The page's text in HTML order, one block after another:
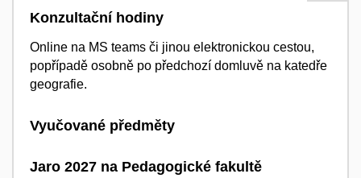
Konzultační hodiny
Online na MS teams či jinou elektronickou cestou,
popřípadě osobně po předchozí domluvě na katedře
geografie.
Vyučované předměty
Jaro 2027 na Pedagogické fakultě